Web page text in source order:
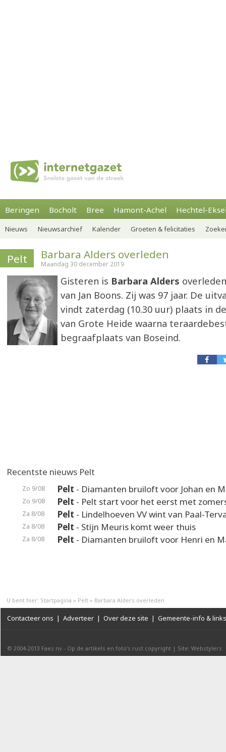
Beringen Bocholt Bree Hamont-Achel Hechtel-
Nieuws Nieuwsarchief Kalender Groeten & felicitaties
Pelt Barbara Alders overleden
Maandag 30 december 2019
Gisteren is Barbara Alders
van Jan Boons. Zij was 97 jaar. De
vindt zaterdag (10.30 uur) plaats in
van Grote Heide waarna
begraafplaats van Boseind.
Recentste nieuws Pelt
Zo 9/08 Pelt - Diamanten bruiloft voor Johan en
Zo 9/08 Pelt - Pelt start voor het eerst met
Za 8/08 Pelt - Lindelhoeven VV wint van Paal-
Za 8/08 Pelt - Stijn Meuris komt weer thuis
Za 8/08 Pelt - Diamanten bruiloft voor Henri en
U bent hier: Startpagina » Pelt » Barbara Alders overleden
Contacteer ons | Adverteer | Over deze site | Gemeente-info & links
© 2004-2013 Faes nv - Op de artikels en foto’s rust copyright | Site: Webstylers